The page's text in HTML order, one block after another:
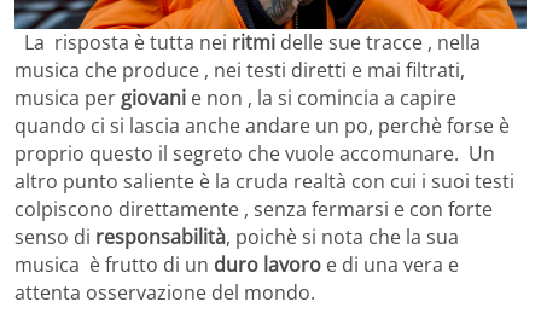
La risposta è tutta nei ritmi delle sue tracce , nella
musica che produce , nei testi diretti e mai filtrati,
musica per giovani e non , la si comincia a capire
quando ci si lascia anche andare un po, perchè forse è
proprio questo il segreto che vuole accomunare. Un
altro punto saliente è la cruda realtà con cui i suoi testi
colpiscono direttamente , senza fermarsi e con forte
senso di responsabilità, poichè si nota che la sua
musica è frutto di un duro lavoro e di una vera e
attenta osservazione del mondo.